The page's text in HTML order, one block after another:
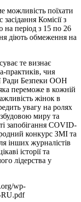
можливість поїхати
Комісії з
на період з 15 по 26
діють обмеження на
те визнає
практиків, чия
Ради Безпеки ООН
переможе в кожній
жінок в
увагу на ролях
миру та
запобігання COVID-
конкурс ЗМІ та
інших журналістів
історії та
лідерства у
wp-
RU.pdf